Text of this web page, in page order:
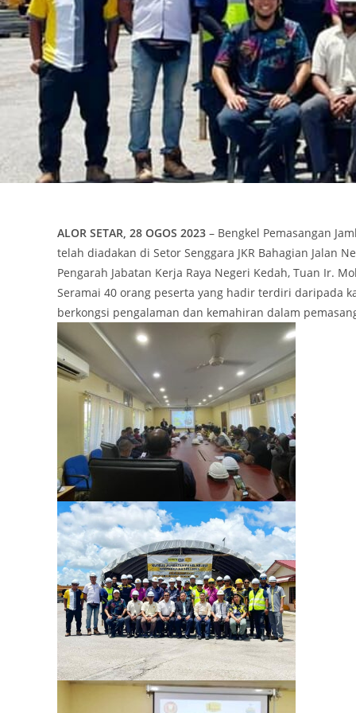
ALOR SETAR, 28 OGOS 2023 – Bengkel Pemasangan
telah diadakan di Setor Senggara JKR Bahagian Jalan
Pengarah Jabatan Kerja Raya Negeri Kedah, Tuan Ir.
Seramai 40 orang peserta yang hadir terdiri daripada
berkongsi pengalaman dan kemahiran dalam